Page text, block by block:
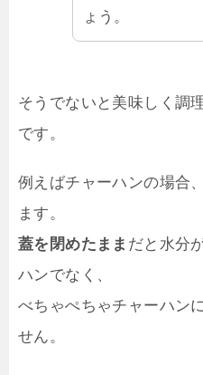
ょう。
そうでないと美味しく調
です。
例えばチャーハンの場合、
ます。
蓋を閉めたまま だと水分
ハンでなく、
べちゃぺちゃチャーハン
せん。